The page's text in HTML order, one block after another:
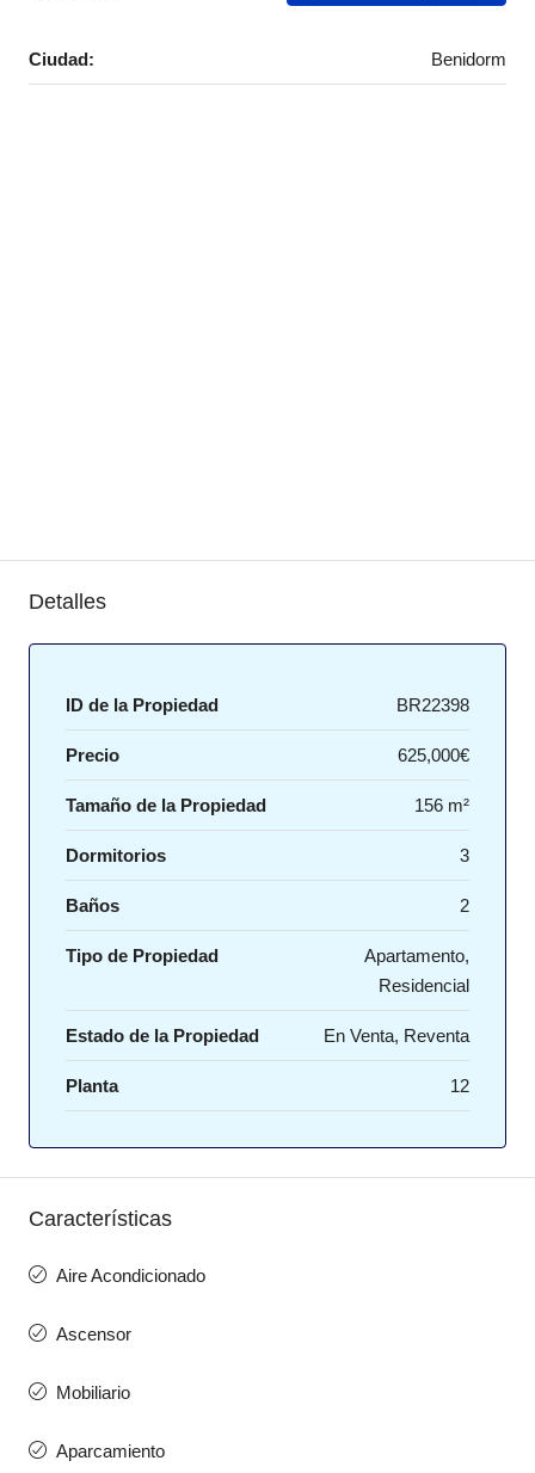
Ciudad: Benidorm
Detalles
ID de la Propiedad BR22398
Precio 625,000€
Tamaño de la Propiedad 156 m²
Dormitorios 3
Baños 2
Tipo de Propiedad
Apartamento,
Residencial
Estado de la Propiedad En Venta, Reventa
Planta 12
Características
Aire Acondicionado
Ascensor
Mobiliario
Aparcamiento